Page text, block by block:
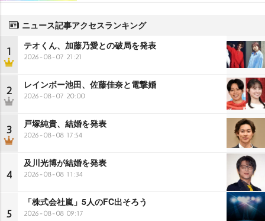
ニュース記事アクセスランキング
1 テオくん、加藤乃愛との破局を発表
2026-08-07 21:21
2 レインボー池田、佐藤佳奈と電撃婚
2026-08-07 20:00
3 戸塚純貴、結婚を発表
2026-08-08 17:54
4
及川光博が結婚を発表
2026-08-08 11:34
5
「株式会社嵐」5人のFC出そろう
2026-08-08 09:17